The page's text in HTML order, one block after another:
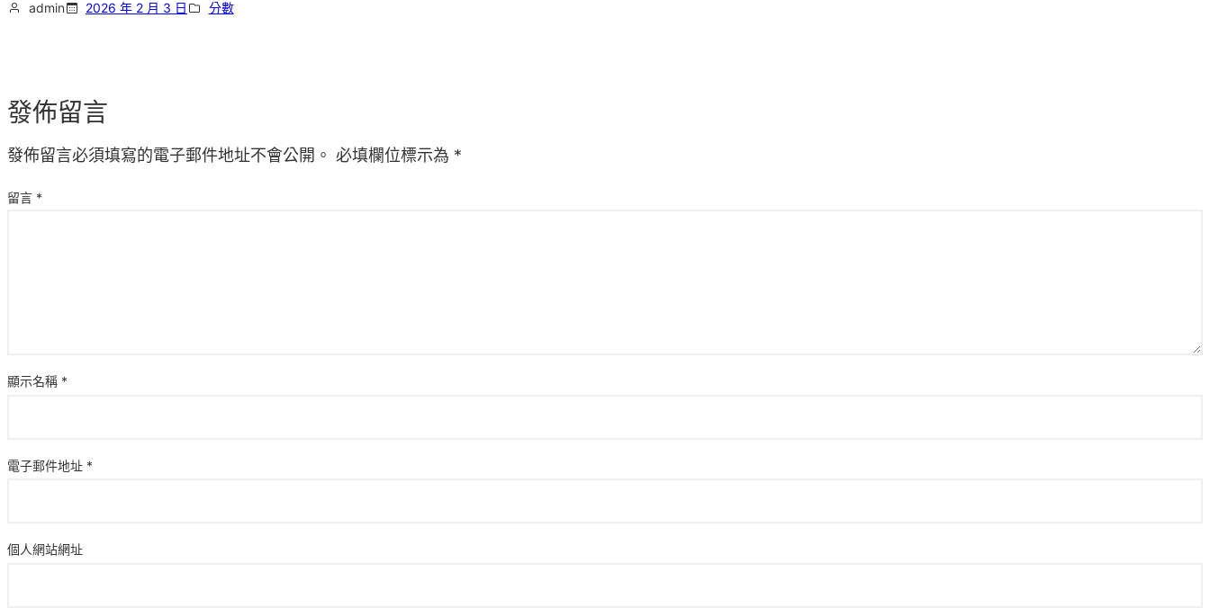
admin 2026 年 2 月 3 日 分數
發佈留言
發佈留言必須填寫的電子郵件地址不會公開。 必填欄位標示為 *
留言 *
顯示名稱 *
電子郵件地址 *
個人網站網址